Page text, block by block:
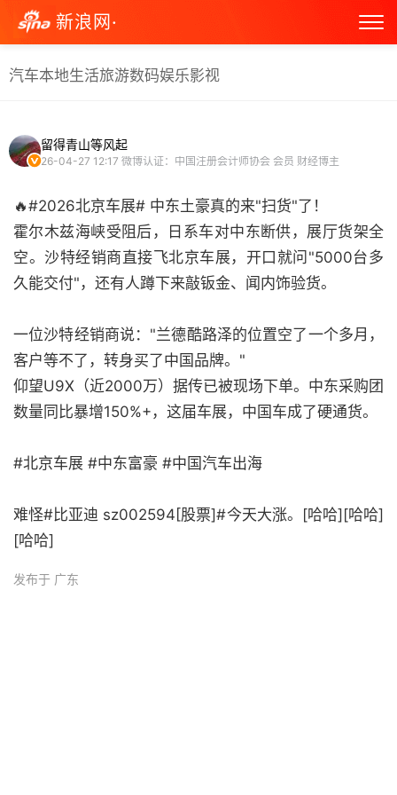
新浪网·
汽车本地生活旅游数码娱乐影视
留得青山等风起
26-04-27 12:17 微博认证：中国注册会计师协会 会员 财经博主
🔥#2026北京车展# 中东土豪真的来"扫货"了！
霍尔木兹海峡受阻后，日系车对中东断供，展厅货架全
空。沙特经销商直接飞北京车展，开口就问"5000台多
久能交付"，还有人蹲下来敲钣金、闻内饰验货。
一位沙特经销商说："兰德酷路泽的位置空了一个多月，
客户等不了，转身买了中国品牌。"
仰望U9X（近2000万）据传已被现场下单。中东采购团
数量同比暴增150%+，这届车展，中国车成了硬通货。
#北京车展 #中东富豪 #中国汽车出海
难怪#比亚迪 sz002594[股票]#今天大涨。[哈哈][哈哈]
[哈哈]
发布于 广东